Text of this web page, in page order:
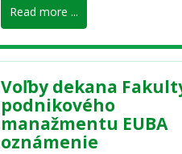
Read more ...
Voľby dekana
podnikového
manažmentu EUBA
oznámenie